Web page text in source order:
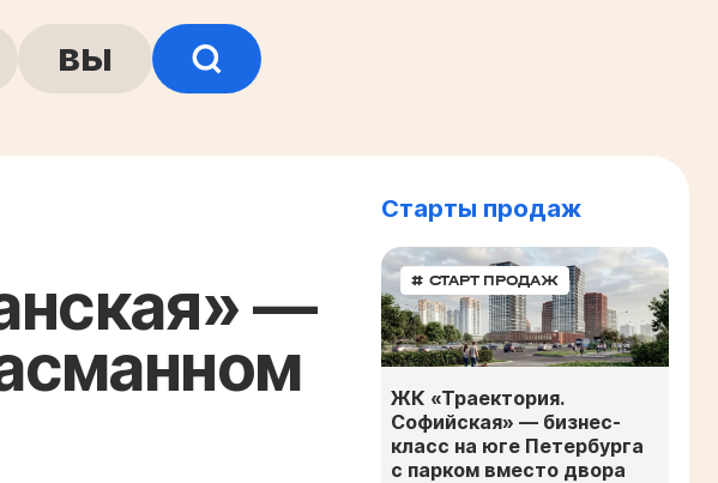
вы
—
Старты продаж
# СТАРТ ПРОДАЖ
ЖК «Траектория.
Софийская» — бизнес-
класс на юге Петербурга
с парком вместо двора